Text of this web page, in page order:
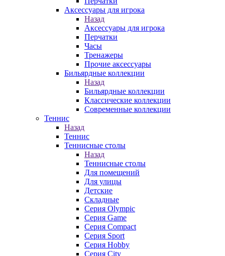
Аксессуары для игрока
Назад
Аксессуары для игрока
Перчатки
Часы
Тренажеры
Прочие аксессуары
Бильярдные коллекции
Назад
Бильярдные коллекции
Классические коллекции
Современные коллекции
Теннис
Назад
Теннис
Теннисные столы
Назад
Теннисные столы
Для помещений
Для улицы
Детские
Складные
Серия Olympic
Серия Game
Серия Compact
Серия Sport
Серия Hobby
Серия City